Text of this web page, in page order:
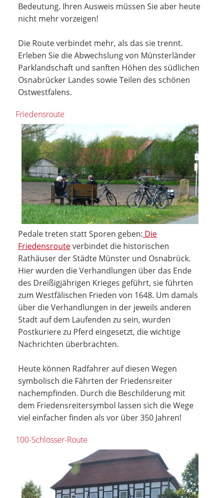
Bedeutung. Ihren Ausweis müssen Sie aber heute
nicht mehr vorzeigen!
Die Route verbindet mehr, als das sie trennt.
Erleben Sie die Abwechslung von Münsterländer
Parklandschaft und sanften Höhen des südlichen
Osnabrücker Landes sowie Teilen des schönen
Ostwestfalens.
Friedensroute
Pedale treten statt Sporen geben: Die
Friedensrouteverbindet die historischen
Rathäuser der Städte Münster und Osnabrück.
Hier wurden die Verhandlungen über das Ende
des Dreißigjährigen Krieges geführt, sie führten
zum Westfälischen Frieden von 1648. Um damals
über die Verhandlungen in der jeweils anderen
Stadt auf dem Laufenden zu sein, wurden
Postkuriere zu Pferd eingesetzt, die wichtige
Nachrichten überbrachten.
Heute können Radfahrer auf diesen Wegen
symbolisch die Fährten der Friedensreiter
nachempfinden. Durch die Beschilderung mit
dem Friedensreitersymbol lassen sich die Wege
viel einfacher finden als vor über 350 Jahren!
100-Schlösser-Route